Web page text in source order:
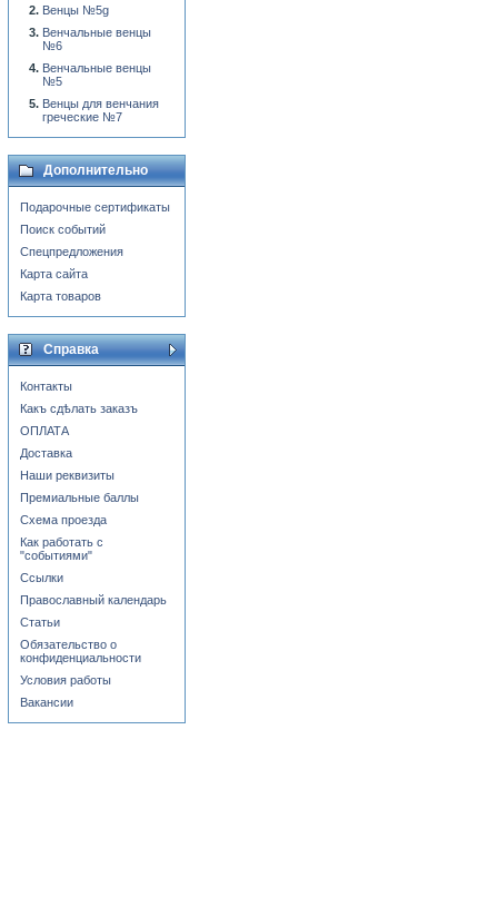
Венцы №5g
Венчальные венцы
№6
Венчальные венцы
№5
Венцы для венчания
греческие №7
Дополнительно
Подарочные сертификаты
Поиск событий
Спецпредложения
Карта сайта
Карта товаров
Справка
Контакты
Какъ сдѣлать заказъ
ОПЛАТА
Доставка
Наши реквизиты
Премиальные баллы
Схема проезда
Как работать с
"событиями"
Ссылки
Православный календарь
Статьи
Обязательство о
конфиденциальности
Условия работы
Вакансии